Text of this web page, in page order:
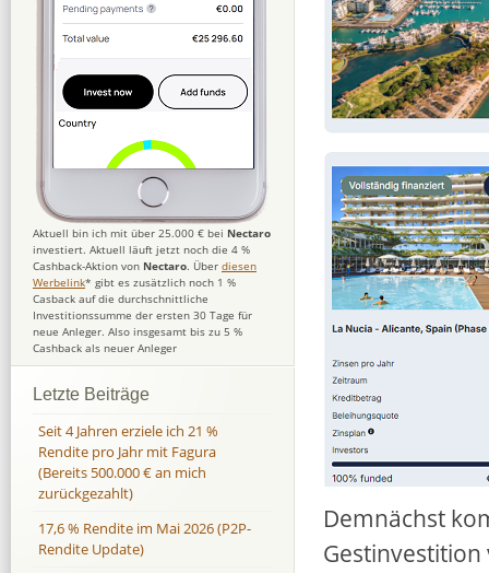
Demnächst
Gestinvestition
Aktuell bin ich mit über 25.000 € bei Nectaro
investiert. Aktuell läuft jetzt noch die 4 %
Cashback-Aktion von Nectaro. Über diesen
Werbelink* gibt es zusätzlich noch 1 %
Casback auf die durchschnittliche
Investitionssumme der ersten 30 Tage für
neue Anleger. Also insgesamt bis zu 5 %
Cashback als neuer Anleger
Letzte Beiträge
Seit 4 Jahren erziele ich 21 %
Rendite pro Jahr mit Fagura
(Bereits 500.000 € an mich
zurückgezahlt)
17,6 % Rendite im Mai 2026 (P2P-
Rendite Update)